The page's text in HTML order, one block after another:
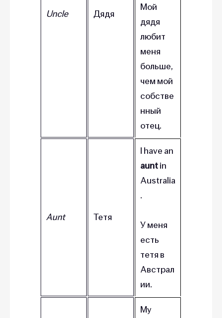
Uncle Дядя
Мой
дядя
любит
меня
больше,
чем мой
собстве
нный
отец.
Aunt Тетя
I have an
auntin
Australia
.
У меня
есть
тетя в
Австрал
ии.
My